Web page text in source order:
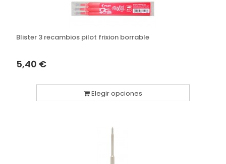
Blister 3 recambios pilot frixion borrable
5,40 €
Elegir opciones